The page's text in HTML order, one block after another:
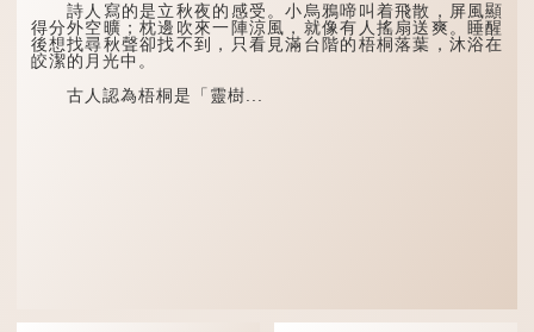
詩人寫的是立秋夜的感受。小烏鴉啼叫着飛散，屏風顯
得分外空曠；枕邊吹來一陣涼風，就像有人搖扇送爽。睡醒
後想找尋秋聲卻找不到，只看見滿台階的梧桐落葉，沐浴在
皎潔的月光中。
古人認為梧桐是「靈樹...